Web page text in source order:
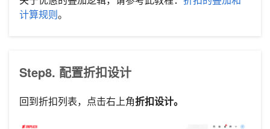
计算规则。
Step8. 配置折扣设计
回到折扣列表，点击右上角折扣设计。